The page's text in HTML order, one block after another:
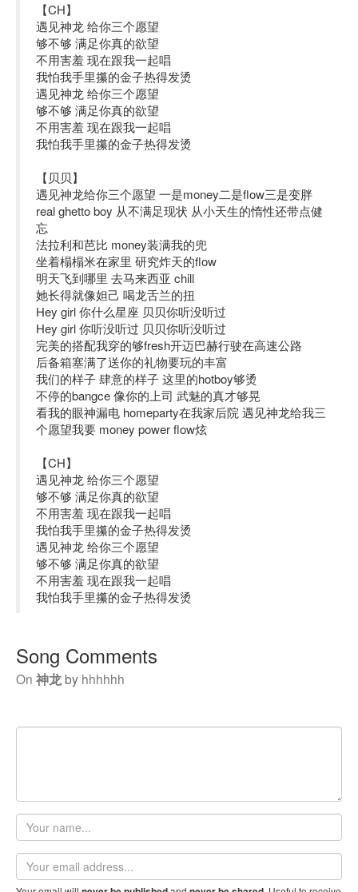
【CH】
遇见神龙 给你三个愿望
够不够 满足你真的欲望
不用害羞 现在跟我一起唱
我怕我手里攥的金子热得发烫
遇见神龙 给你三个愿望
够不够 满足你真的欲望
不用害羞 现在跟我一起唱
我怕我手里攥的金子热得发烫
【贝贝】
遇见神龙给你三个愿望 一是money二是flow三是变胖
real ghetto boy 从不满足现状 从小天生的惰性还带点健
忘
法拉利和芭比 money装满我的兜
坐着榻榻米在家里 研究炸天的flow
明天飞到哪里 去马来西亚 chill
她长得就像妲己 喝龙舌兰的扭
Hey girl 你什么星座 贝贝你听没听过
Hey girl 你听没听过 贝贝你听没听过
完美的搭配我穿的够fresh开迈巴赫行驶在高速公路
后备箱塞满了送你的礼物要玩的丰富
我们的样子 肆意的样子 这里的hotboy够烫
不停的bangce 像你的上司 武魅的真才够晃
看我的眼神漏电 homeparty在我家后院 遇见神龙给我三
个愿望我要 money power flow炫
【CH】
遇见神龙 给你三个愿望
够不够 满足你真的欲望
不用害羞 现在跟我一起唱
我怕我手里攥的金子热得发烫
遇见神龙 给你三个愿望
够不够 满足你真的欲望
不用害羞 现在跟我一起唱
我怕我手里攥的金子热得发烫
Song Comments
On 神龙by hhhhhh
Your
name
Email
address